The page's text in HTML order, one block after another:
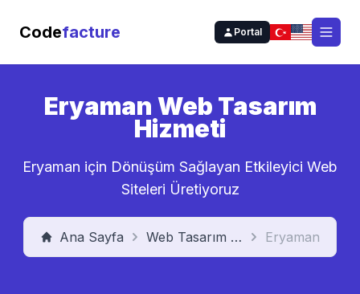
Codefacture Portal
Eryaman Web Tasarım
Hizmeti
Eryaman için Dönüşüm Sağlayan Etkileyici Web
Siteleri Üretiyoruz
Ana Sayfa Web Tasarım Hizmeti Eryaman